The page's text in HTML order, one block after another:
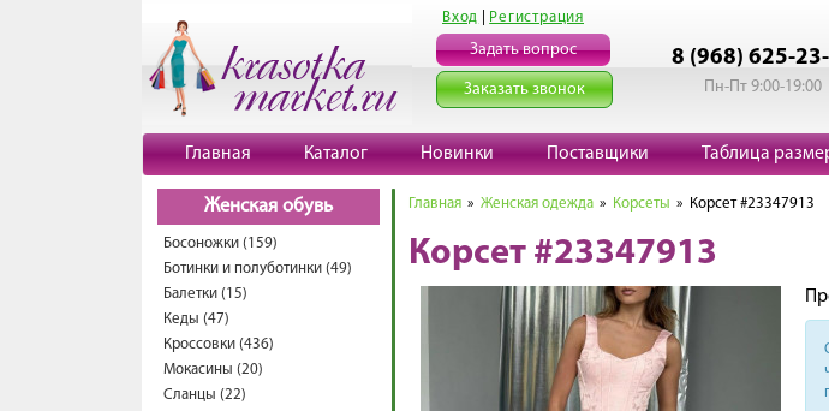
Вход Регистрация
Задать вопрос
Заказать звонок
8 (968) 625-
Пн-Пт 9:00-19:00
Главная Каталог Новинки Поставщики Таблица
Женская обувь
Босоножки (159)
Ботинки и полуботинки (49)
Балетки (15)
Кеды (47)
Кроссовки (436)
Мокасины (20)
Сланцы (22)
Главная » Женская одежда » Корсеты » Корсет #23347913
Корсет #23347913